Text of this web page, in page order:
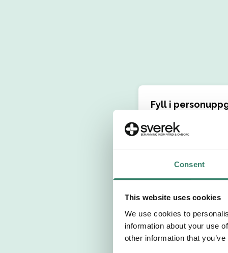
Consent
This website uses cookies
We use cookies to
information about your use
other information that
Fyll i
Personnummer
Förnamn
Välj yrkesroll
Välj önskat